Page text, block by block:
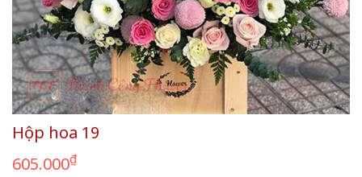
Hộp hoa 19
605.000₫